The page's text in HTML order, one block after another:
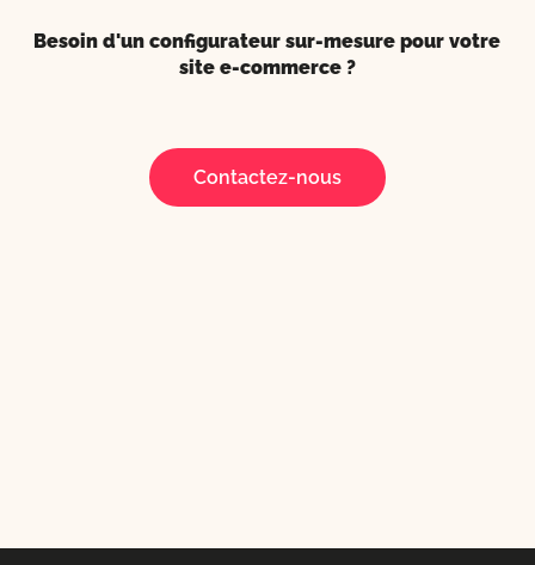
Besoin d'un configurateur sur-mesure pour votre
site e-commerce ?
Contactez-nous